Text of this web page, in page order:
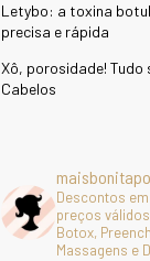
Letybo: a toxina
precisa e rápida
Xô, porosidade!
Cabelos
Descontos
preços
Botox,
Massagens e